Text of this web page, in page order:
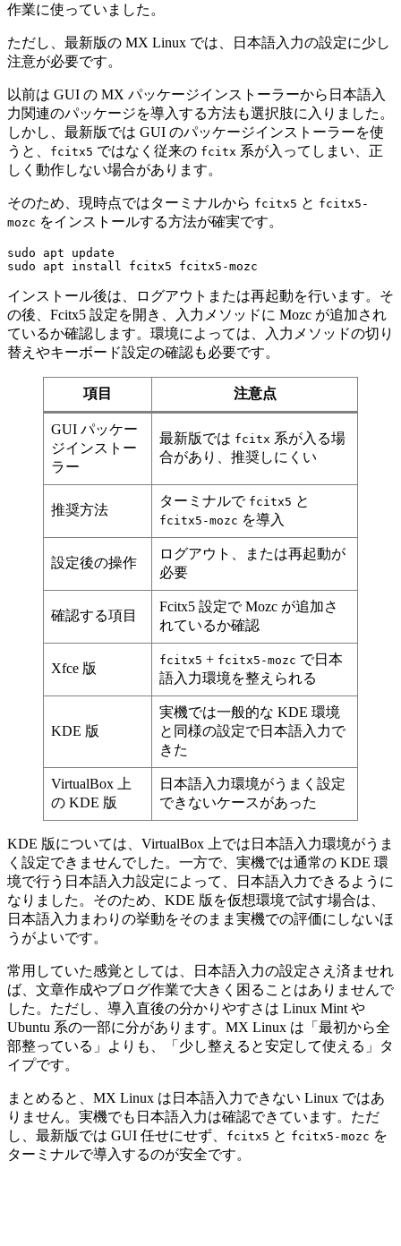
作業に使っていました。
ただし、最新版の MX Linux では、日本語入力の設定に少し
注意が必要です。
以前は GUI の MX パッケージインストーラーから日本語入
力関連のパッケージを導入する方法も選択肢に入りました。
しかし、最新版では GUI のパッケージインストーラーを使
うと、
fcitx5 ではなく従来の fcitx 系が入ってしまい、正
しく動作しない場合があります。
そのため、現時点ではターミナルから fcitx5 と fcitx5-
mozc をインストールする方法が確実です。
sudo apt update
インストール後は、ログアウトまたは再起動を行います。そ
の後、Fcitx5 設定を開き、入力メソッドに Mozc が追加され
ているか確認します。環境によっては、入力メソッドの切り
替えやキーボード設定の確認も必要です。
項目 注意点
GUI パッケー
ジインストー
ラー
最新版では fcitx 系が入る場
合があり、推奨しにくい
推奨方法
ターミナルで fcitx5 と
fcitx5-mozc を導入
設定後の操作
ログアウト、または再起動が
必要
確認する項目
Fcitx5 設定で Mozc が追加さ
れているか確認
Xfce 版
fcitx5 + fcitx5-mozc で日本
語入力環境を整えられる
KDE 版
実機では一般的な KDE 環境
と同様の設定で日本語入力で
きた
VirtualBox 上
の KDE 版
日本語入力環境がうまく設定
できないケースがあった
KDE 版については、VirtualBox 上では日本語入力環境がうま
く設定できませんでした。一方で、実機では通常の KDE 環
境で行う日本語入力設定によって、日本語入力できるように
なりました。そのため、KDE 版を仮想環境で試す場合は、
日本語入力まわりの挙動をそのまま実機での評価にしないほ
うがよいです。
常用していた感覚としては、日本語入力の設定さえ済ませれ
ば、文章作成やブログ作業で大きく困ることはありませんで
した。ただし、導入直後の分かりやすさは Linux Mint や
Ubuntu 系の一部に分があります。MX Linux は「最初から全
部整っている」よりも、「少し整えると安定して使える」タ
イプです。
まとめると、MX Linux は日本語入力できない Linux ではあ
りません。実機でも日本語入力は確認できています。ただ
し、最新版では GUI 任せにせず、
fcitx5 と fcitx5-mozc を
ターミナルで導入するのが安全です。